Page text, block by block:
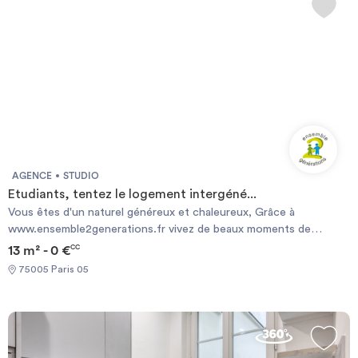
AGENCE STUDIO
Etudiants, tentez le logement intergéné...
Vous êtes d'un naturel généreux et chaleureux, Grâce à
www.ensemble2generations.fr vivez de beaux moments de
partage et d'échange avec une personne senior . Nous vous
proposons un logement à Paris , en échange de présence le soir
et la nuit (1 soirée de libre par semaine et 2 week-ends par mois +
l'association. contactc.garnier@ensemble2generations.fr
13 m² - 0 €CC
75005 Paris 05